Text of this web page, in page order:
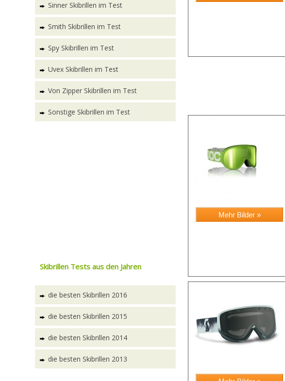
Sinner Skibrillen im Test
Smith Skibrillen im Test
Spy Skibrillen im Test
Uvex Skibrillen im Test
Von Zipper Skibrillen im Test
Sonstige Skibrillen im Test
Skibrillen Tests aus den Jahren
die besten Skibrillen 2016
die besten Skibrillen 2015
die besten Skibrillen 2014
die besten Skibrillen 2013